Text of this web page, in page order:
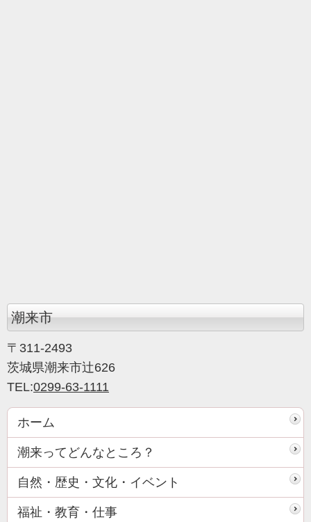
潮来市
〒311-2493
茨城県潮来市辻626
TEL:0299-63-1111
ホーム
潮来ってどんなところ？
自然・歴史・文化・イベント
福祉・教育・仕事